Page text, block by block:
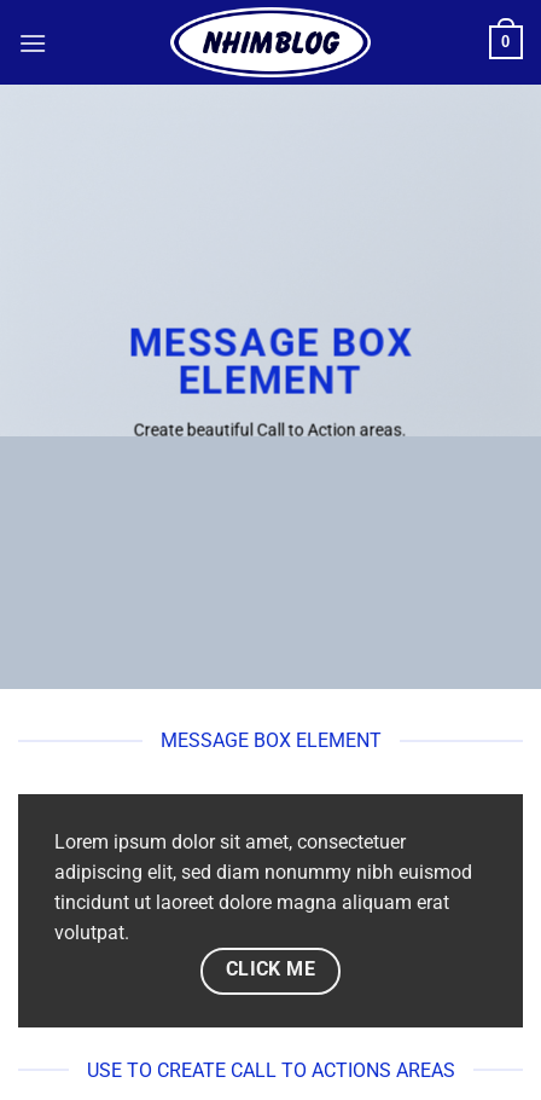
qua
0
MESSAGE BOX
ELEMENT
Create beautiful Call to Action areas.
MESSAGE BOX ELEMENT
Lorem ipsum dolor sit amet, consectetuer
adipiscing elit, sed diam nonummy nibh euismod
tincidunt ut laoreet dolore magna aliquam erat
volutpat.
CLICK ME
USE TO CREATE CALL TO ACTIONS AREAS